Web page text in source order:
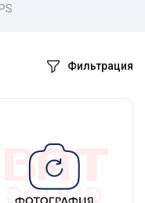
Фильтрация